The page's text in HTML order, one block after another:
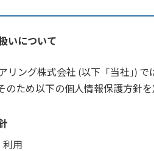
いについて
リング株式会社 (以下「当社｣)
のため以下の個人情報保護方針
用